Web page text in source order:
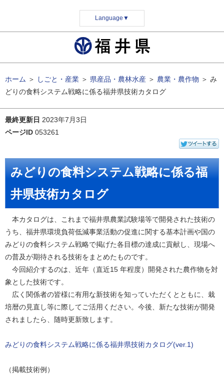
Language ▼
ホーム ＞ しごと・産業 ＞ 県産品・農林水産 ＞ 農業・農作物 ＞ み
どりの食料システム戦略に係る福井県技術カタログ
最終更新日 2023年7月3日
ページID 053261
みどりの食料システム戦略に係る福
井県技術カタログ
本カタログは、これまで福井県農業試験場等で開発された技術の
うち、福井県環境負荷低減事業活動の促進に関する基本計画や国の
みどりの食料システム戦略で掲げた各目標の達成に貢献し、現場へ
の普及が期待される技術をまとめたものです。
今回紹介するのは、近年（直近15 年程度）開発された農作物を対
象とした技術です。
広く関係者の皆様に有用な新技術を知っていただくとともに、栽
培暦の見直し等に際してご活用ください。今後、新たな技術が開発
されましたら、随時更新致します。
みどりの食料システム戦略に係る福井県技術カタログ(ver.1)
（掲載技術例）